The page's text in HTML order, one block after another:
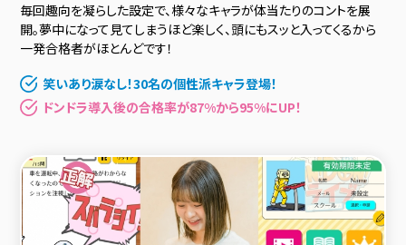
毎回趣向を凝らした設定で、様々なキャラが体当たりのコントを展
開。夢中になって見てしまうほど楽しく、頭にもスッと入ってくるから
一発合格者がほとんどです！
笑いあり涙なし！30名の個性派キャラ登場！
ドンドラ導入後の合格率が87%から95%にUP！